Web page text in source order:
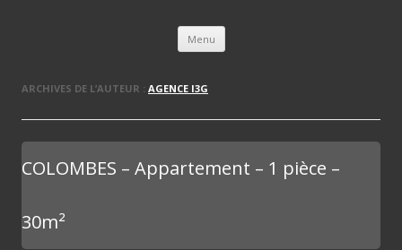
Menu Aller au contenu principal
ARCHIVES DE L’AUTEUR : AGENCE I3G
COLOMBES – Appartement – 1 pièce –
30m²